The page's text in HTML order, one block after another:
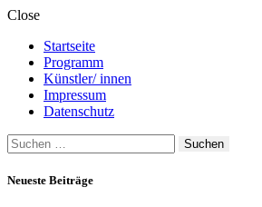
Close
Startseite
Programm
Künstler/ innen
Impressum
Datenschutz
Suchen
nach:
Neueste Beiträge